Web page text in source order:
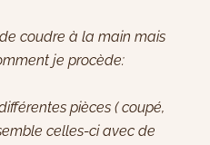
coudre à la main mais
je procède:
pièces ( coupé,
celles-ci avec de